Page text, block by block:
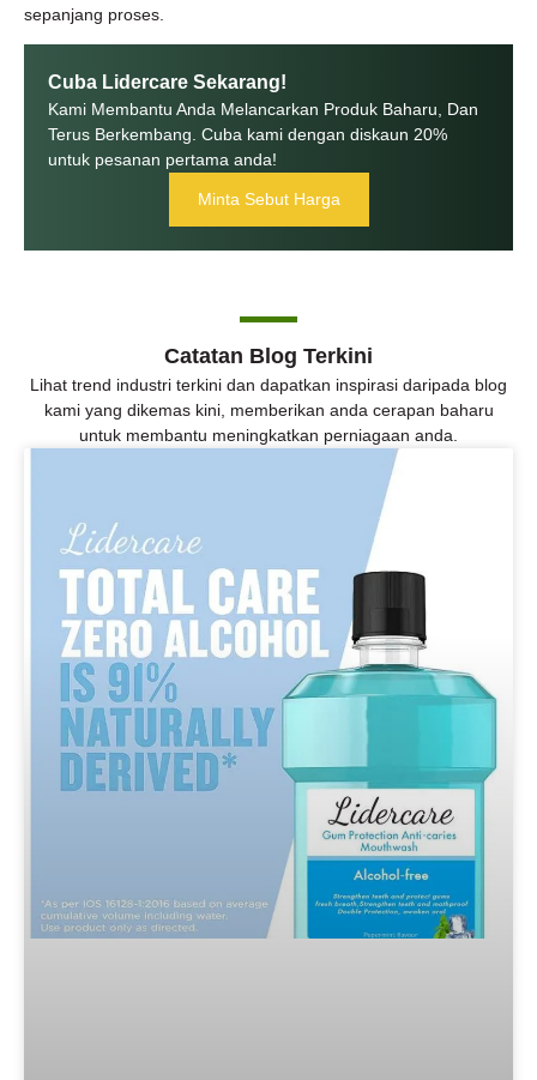
sepanjang proses.
Cuba Lidercare Sekarang!
Kami Membantu Anda Melancarkan Produk Baharu, Dan
Terus Berkembang. Cuba kami dengan diskaun 20%
untuk pesanan pertama anda!
Minta Sebut Harga
Catatan Blog Terkini
Lihat trend industri terkini dan dapatkan inspirasi daripada blog
kami yang dikemas kini, memberikan anda cerapan baharu
untuk membantu meningkatkan perniagaan anda.